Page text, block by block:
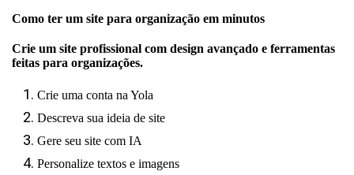
Como ter um site para organização em minutos
Crie um site profissional com design avançado e ferramentas
feitas para organizações.
Crie uma conta na Yola
Descreva sua ideia de site
Gere seu site com IA
Personalize textos e imagens